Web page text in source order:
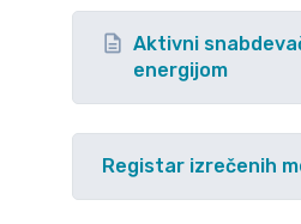
Aktivni
energijom
Registar izrečenih